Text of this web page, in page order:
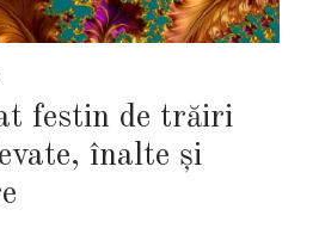
festin de trăiri
înalte și